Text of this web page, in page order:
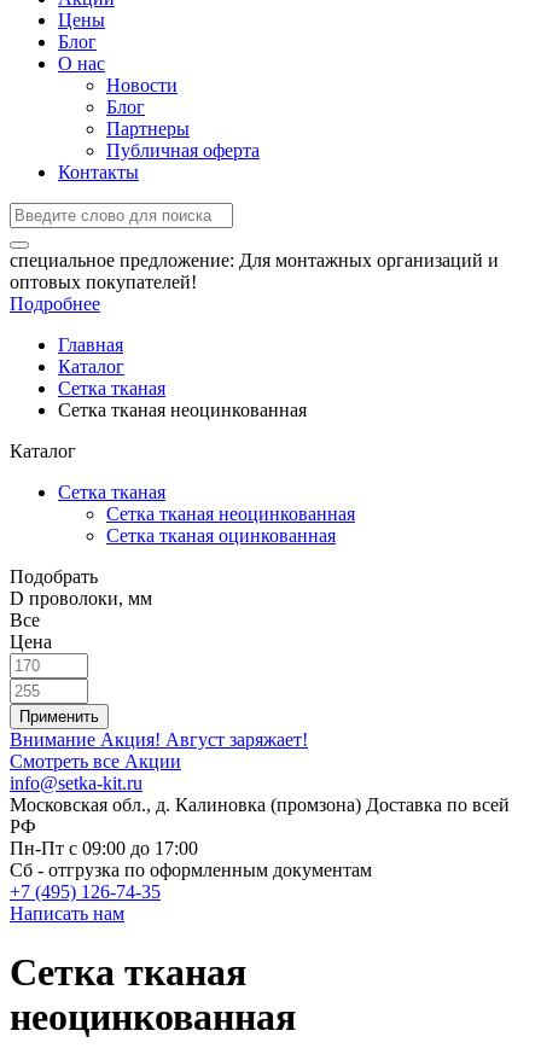
Цены
Блог
О нас
Новости
Блог
Партнеры
Публичная оферта
Контакты
специальное предложение: Для монтажных организаций и
оптовых покупателей!
Подробнее
Главная
Каталог
Сетка тканая
Сетка тканая неоцинкованная
Каталог
Сетка тканая
Сетка тканая неоцинкованная
Сетка тканая оцинкованная
Подобрать
D проволоки, мм
Все
Цена
Внимание Акция! Август заряжает!
Смотреть все Акции
info@setka-kit.ru
Московская обл., д. Калиновка (промзона) Доставка по всей
РФ
Пн-Пт с 09:00 до 17:00
Сб - отгрузка по оформленным документам
+7 (495) 126-74-35
Написать нам
Сетка тканая
неоцинкованная